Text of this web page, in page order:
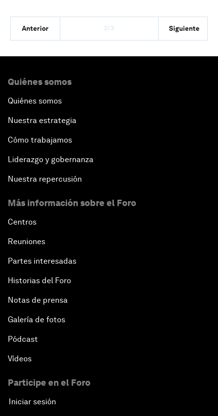
Anterior 2/3 Siguiente
Quiénes somos
Quiénes somos
Nuestra estrategia
Cómo trabajamos
Liderazgo y gobernanza
Nuestra repercusión
Más información sobre el Foro
Centros
Reuniones
Partes interesadas
Historias del Foro
Notas de prensa
Galería de fotos
Pódcast
Vídeos
Participe en el Foro
Iniciar sesión